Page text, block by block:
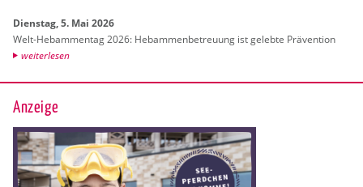
Diens­tag, 5. Mai 2026
Welt-Heb­am­men­tag 2026: Heb­am­men­be­treu­ung ist ge­leb­te Prä­ven­ti­on
wei­ter­le­sen
Anzeige